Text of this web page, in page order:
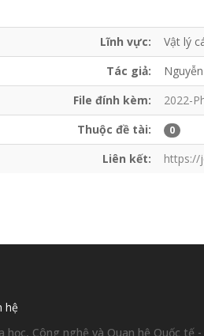
Lĩnh vực:
Vật lý
Tác giả:
File đính kèm:
2022-
Thuộc đề tài:
0
Liên kết: https://
hệ
học, Công nghệ và Quan hệ Quốc tế